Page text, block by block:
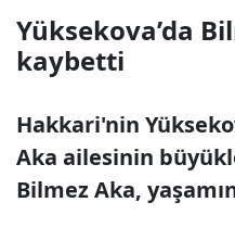
Yüksekova’da
kaybetti
Hakkari'nin
Aka ailesinin
Bilmez Aka,